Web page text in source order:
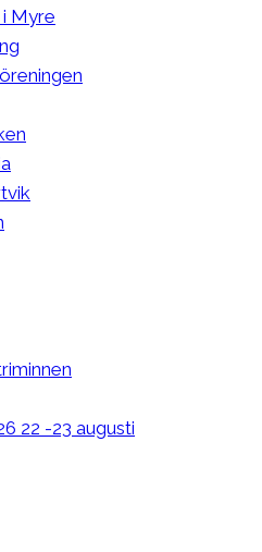
Myre
22 -23 augusti